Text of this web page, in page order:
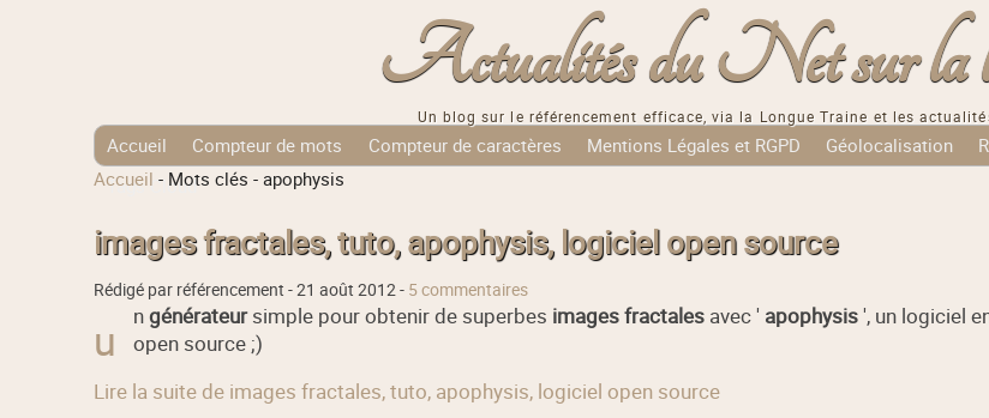
Actualités du Net sur la
Un blog sur le référencement efficace, via la Longue Traine et les
Accueil Compteur de mots Compteur de caractères Mentions Légales et RGPD Géolocalisation
Tags Cloud
Accueil - Mots clés - apophysis
images fractales, tuto, apophysis, logiciel open source
Rédigé par référencement -21 août 2012- 5 commentaires
u ngénérateursimple pour obtenir de superbes images fractalesavec ' apophysis', un logiciel
open source ;)
Lire la suite de images fractales, tuto, apophysis, logiciel open source